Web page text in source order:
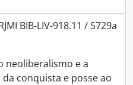
BIB-LIV-918.11 / S729a
neoliberalismo e a
da conquista e posse ao